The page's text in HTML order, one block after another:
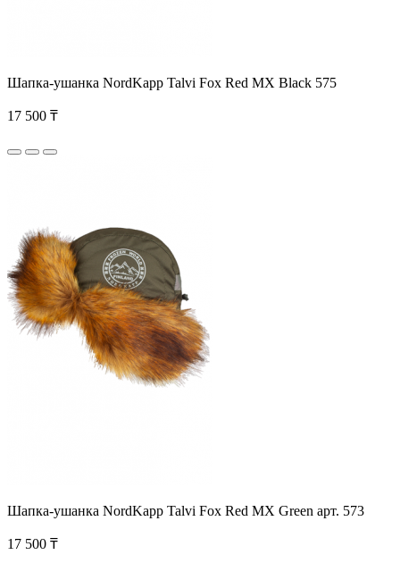
Шапка-ушанка NordKapp Talvi Fox Red MX Black 575
17 500 ₸
Шапка-ушанка NordKapp Talvi Fox Red MX Green арт. 573
17 500 ₸